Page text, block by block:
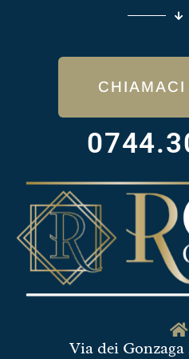
Via dei Gonzaga